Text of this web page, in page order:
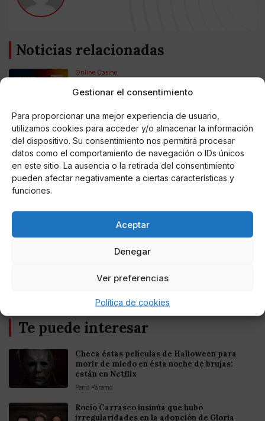
Gestionar el consentimiento
Para proporcionar una mejor experiencia de usuario,
utilizamos cookies para acceder y/o almacenar la información
del dispositivo. Su consentimiento nos permitirá procesar
datos como el comportamiento de navegación o IDs únicos
en este sitio. La ausencia o la retirada del consentimiento
pueden afectar negativamente a ciertas características y
funciones.
Aceptar
Denegar
Ver preferencias
Política de cookies
Noticias relacionadas
Online Casino
Colombia 2025: Bitcoin Casinos
Online Casino
Mejores Casinos Online con Bitcoin y
Criptomonedas en Argentina 2025
Online Casino
Te puede interesar
Checa éstas películas de Halloween para
morir de miedo en ésta noche de brujas:
están en Netflix
Perro Páramo
Rocío Carrasco insinúa que hubo
irregularidades en la adopción de Gloria